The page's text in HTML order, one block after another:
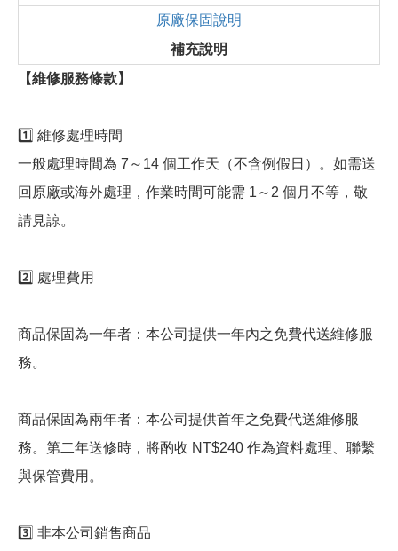
原廠保固說明
補充說明
【維修服務條款】
1️⃣ 維修處理時間
一般處理時間為 7～14 個工作天（不含例假日）。如需送
回原廠或海外處理，作業時間可能需 1～2 個月不等，敬
請見諒。
2️⃣ 處理費用
商品保固為一年者：本公司提供一年內之免費代送維修服
務。
商品保固為兩年者：本公司提供首年之免費代送維修服
務。第二年送修時，將酌收 NT$240 作為資料處理、聯繫
與保管費用。
3️⃣ 非本公司銷售商品